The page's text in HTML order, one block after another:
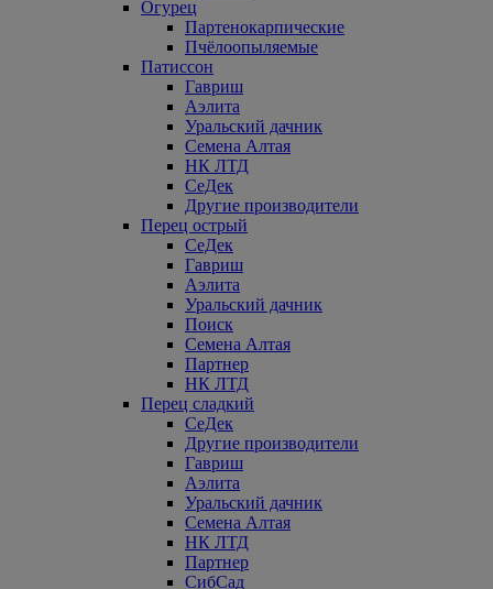
Огурец
Партенокарпические
Пчёлоопыляемые
Патиссон
Гавриш
Аэлита
Уральский дачник
Семена Алтая
НК ЛТД
СеДек
Другие производители
Перец острый
СеДек
Гавриш
Аэлита
Уральский дачник
Поиск
Семена Алтая
Партнер
НК ЛТД
Перец сладкий
СеДек
Другие производители
Гавриш
Аэлита
Уральский дачник
Семена Алтая
НК ЛТД
Партнер
СибСад